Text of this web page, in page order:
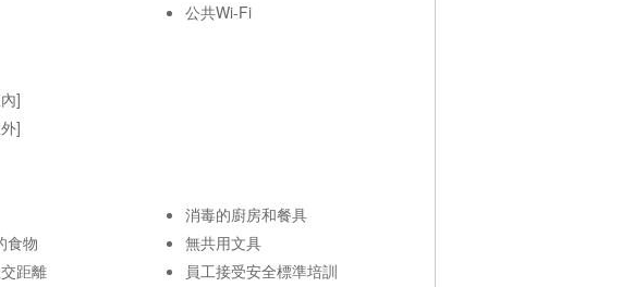
公共Wi-Fi
]
]
食物
距離
消毒的廚房和餐具
無共用文具
員工接受安全標準培訓